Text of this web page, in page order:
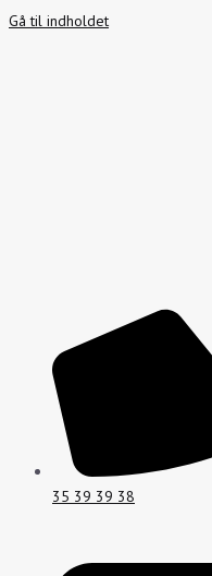
Gå til indholdet
35 39 39 38